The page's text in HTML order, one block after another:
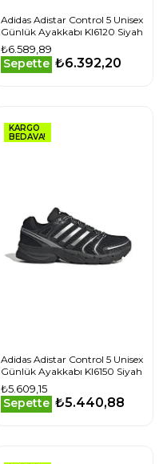
Adidas Adistar Control 5 Unisex
Günlük Ayakkabı KI6120 Siyah
₺6.589,89
Sepette ₺6.392,20
KARGO
BEDAVA!
Adidas Adistar Control 5 Unisex
Günlük Ayakkabı KI6150 Siyah
₺5.609,15
Sepette ₺5.440,88